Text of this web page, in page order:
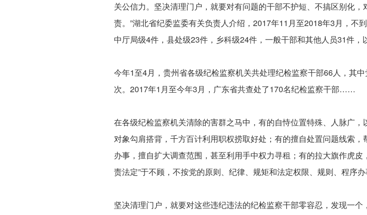
关公信力。坚决清理门户，就要对有问题的干部不护短、不搞区别化
责。”湖北省纪委监委有关负责人介绍，2017年11月至2018年3月，不
中厅局级4件，县处级23件，乡科级24件，一般干部和其他人员31件，
今年1至4月，贵州省各级纪检监察机关共处理纪检监察干部66人，其
次。2017年1月至今年3月，广东省共查处了170名纪检监察干部……
在各级纪检监察机关清除的害群之马中，有的自恃位置特殊、人脉广
对象勾肩搭背，千方百计利用职权捞取好处；有的擅自处置问题线索
办事，擅自扩大调查范围，甚至利用手中权力寻租；有的拉大旗作虎
责法定”于不顾，不按党的原则、纪律、规矩和法定权限、规则、程序办
坚决清理门户，就要对这些违纪违法的纪检监察干部零容忍，发现一